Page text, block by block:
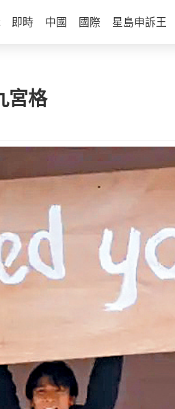
即時 中國 國際 星島申訴王
宮格